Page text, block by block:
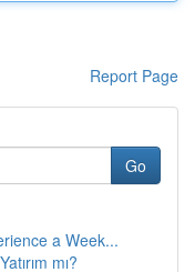
Report Page
Go
a Week...
mı?